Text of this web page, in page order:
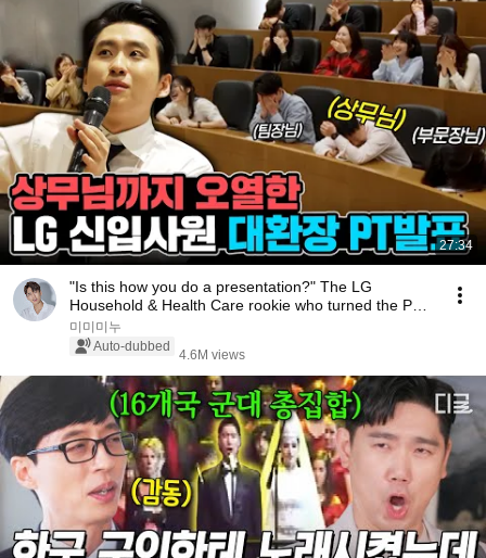
27:34
"Is this how you do a presentation?" The LG
Household & Health Care rookie who turned the PT
sess...
미미미누
Auto-dubbed
4.6M views